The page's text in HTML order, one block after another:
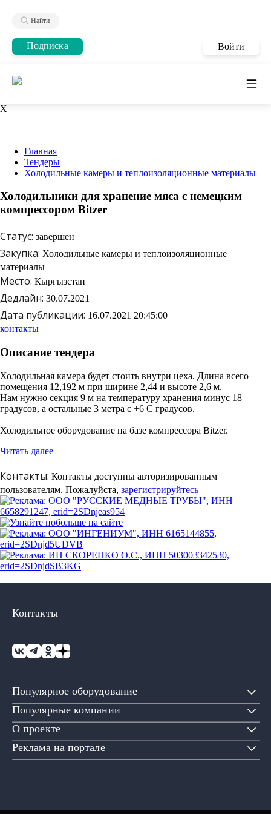
Найти
Подписка Войти
X
Главная
Тендеры
Холодильные камеры и теплоизоляционные материалы
Холодильники для хранение мяса с немецким
компрессором Bitzer
Статус: завершен
Закупка: Холодильные камеры и теплоизоляционные
материалы
Место: Кыргызстан
Дедлайн: 30.07.2021
Дата публикации: 16.07.2021 20:45:00
контакты
Описание тендера
Холодильная камера будет стоить внутри цеха. Длина всего
помещения 12,192 м при ширине 2,44 и высоте 2,6 м.
Нам нужно секция 9 м на температуру хранения минус 18
градусов, а остальные 3 метра с +6 С градусов.
Холодильное оборудование на базе компрессора Bitzer.
Читать далее
Контакты: Контакты доступны авторизированным
пользователям. Пожалуйста, зарегистрируйтесь
Популярное оборудование
Популярные компании
О проекте
Реклама на портале
Контакты